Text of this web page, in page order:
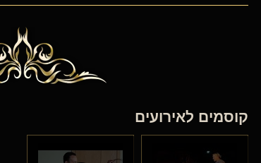
קוסמים לאירועים